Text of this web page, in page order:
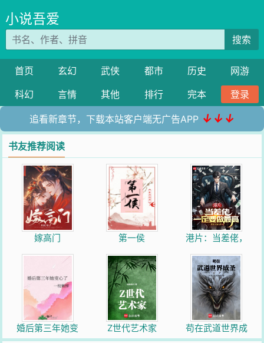
小说吾爱
搜索
首页 玄幻 武侠 都市 历史
网游
科幻
言情 其他 排行 完本 登录
追看新章节，下载本站客户端无广告APP ↓↓↓
书友推荐阅读
嫁高门 第一侯 港片：当差佬，
婚后第三年她变
心了
Z世代艺术家 苟在武道世界成
圣